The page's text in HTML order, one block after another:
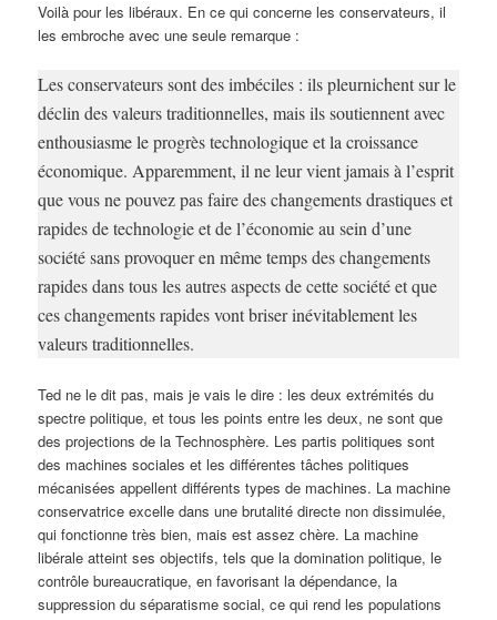
Voilà pour les libéraux. En ce qui concerne les conservateurs, il
les embroche avec une seule remarque :
Les conservateurs sont des imbéciles : ils pleurnichent sur le
déclin des valeurs traditionnelles, mais ils soutiennent avec
enthousiasme le progrès technologique et la croissance
économique. Apparemment, il ne leur vient jamais à l’esprit
que vous ne pouvez pas faire des changements drastiques et
rapides de technologie et de l’économie au sein d’une
société sans provoquer en même temps des changements
rapides dans tous les autres aspects de cette société et que
ces changements rapides vont briser inévitablement les
valeurs traditionnelles.
Ted ne le dit pas, mais je vais le dire : les deux extrémités du
spectre politique, et tous les points entre les deux, ne sont que
des projections de la Technosphère. Les partis politiques sont
des machines sociales et les différentes tâches politiques
mécanisées appellent différents types de machines. La machine
conservatrice excelle dans une brutalité directe non dissimulée,
qui fonctionne très bien, mais est assez chère. La machine
libérale atteint ses objectifs, tels que la domination politique, le
contrôle bureaucratique, en favorisant la dépendance, la
suppression du séparatisme social, ce qui rend les populations